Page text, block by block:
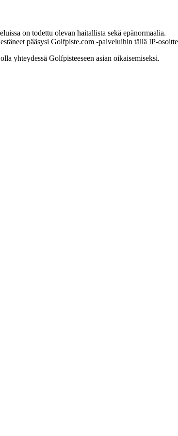
on todettu olevan haitallista sekä epänormaalia.
pääsysi Golfpiste.com -palveluihin tällä IP-
yhteydessä Golfpisteeseen asian oikaisemiseksi.